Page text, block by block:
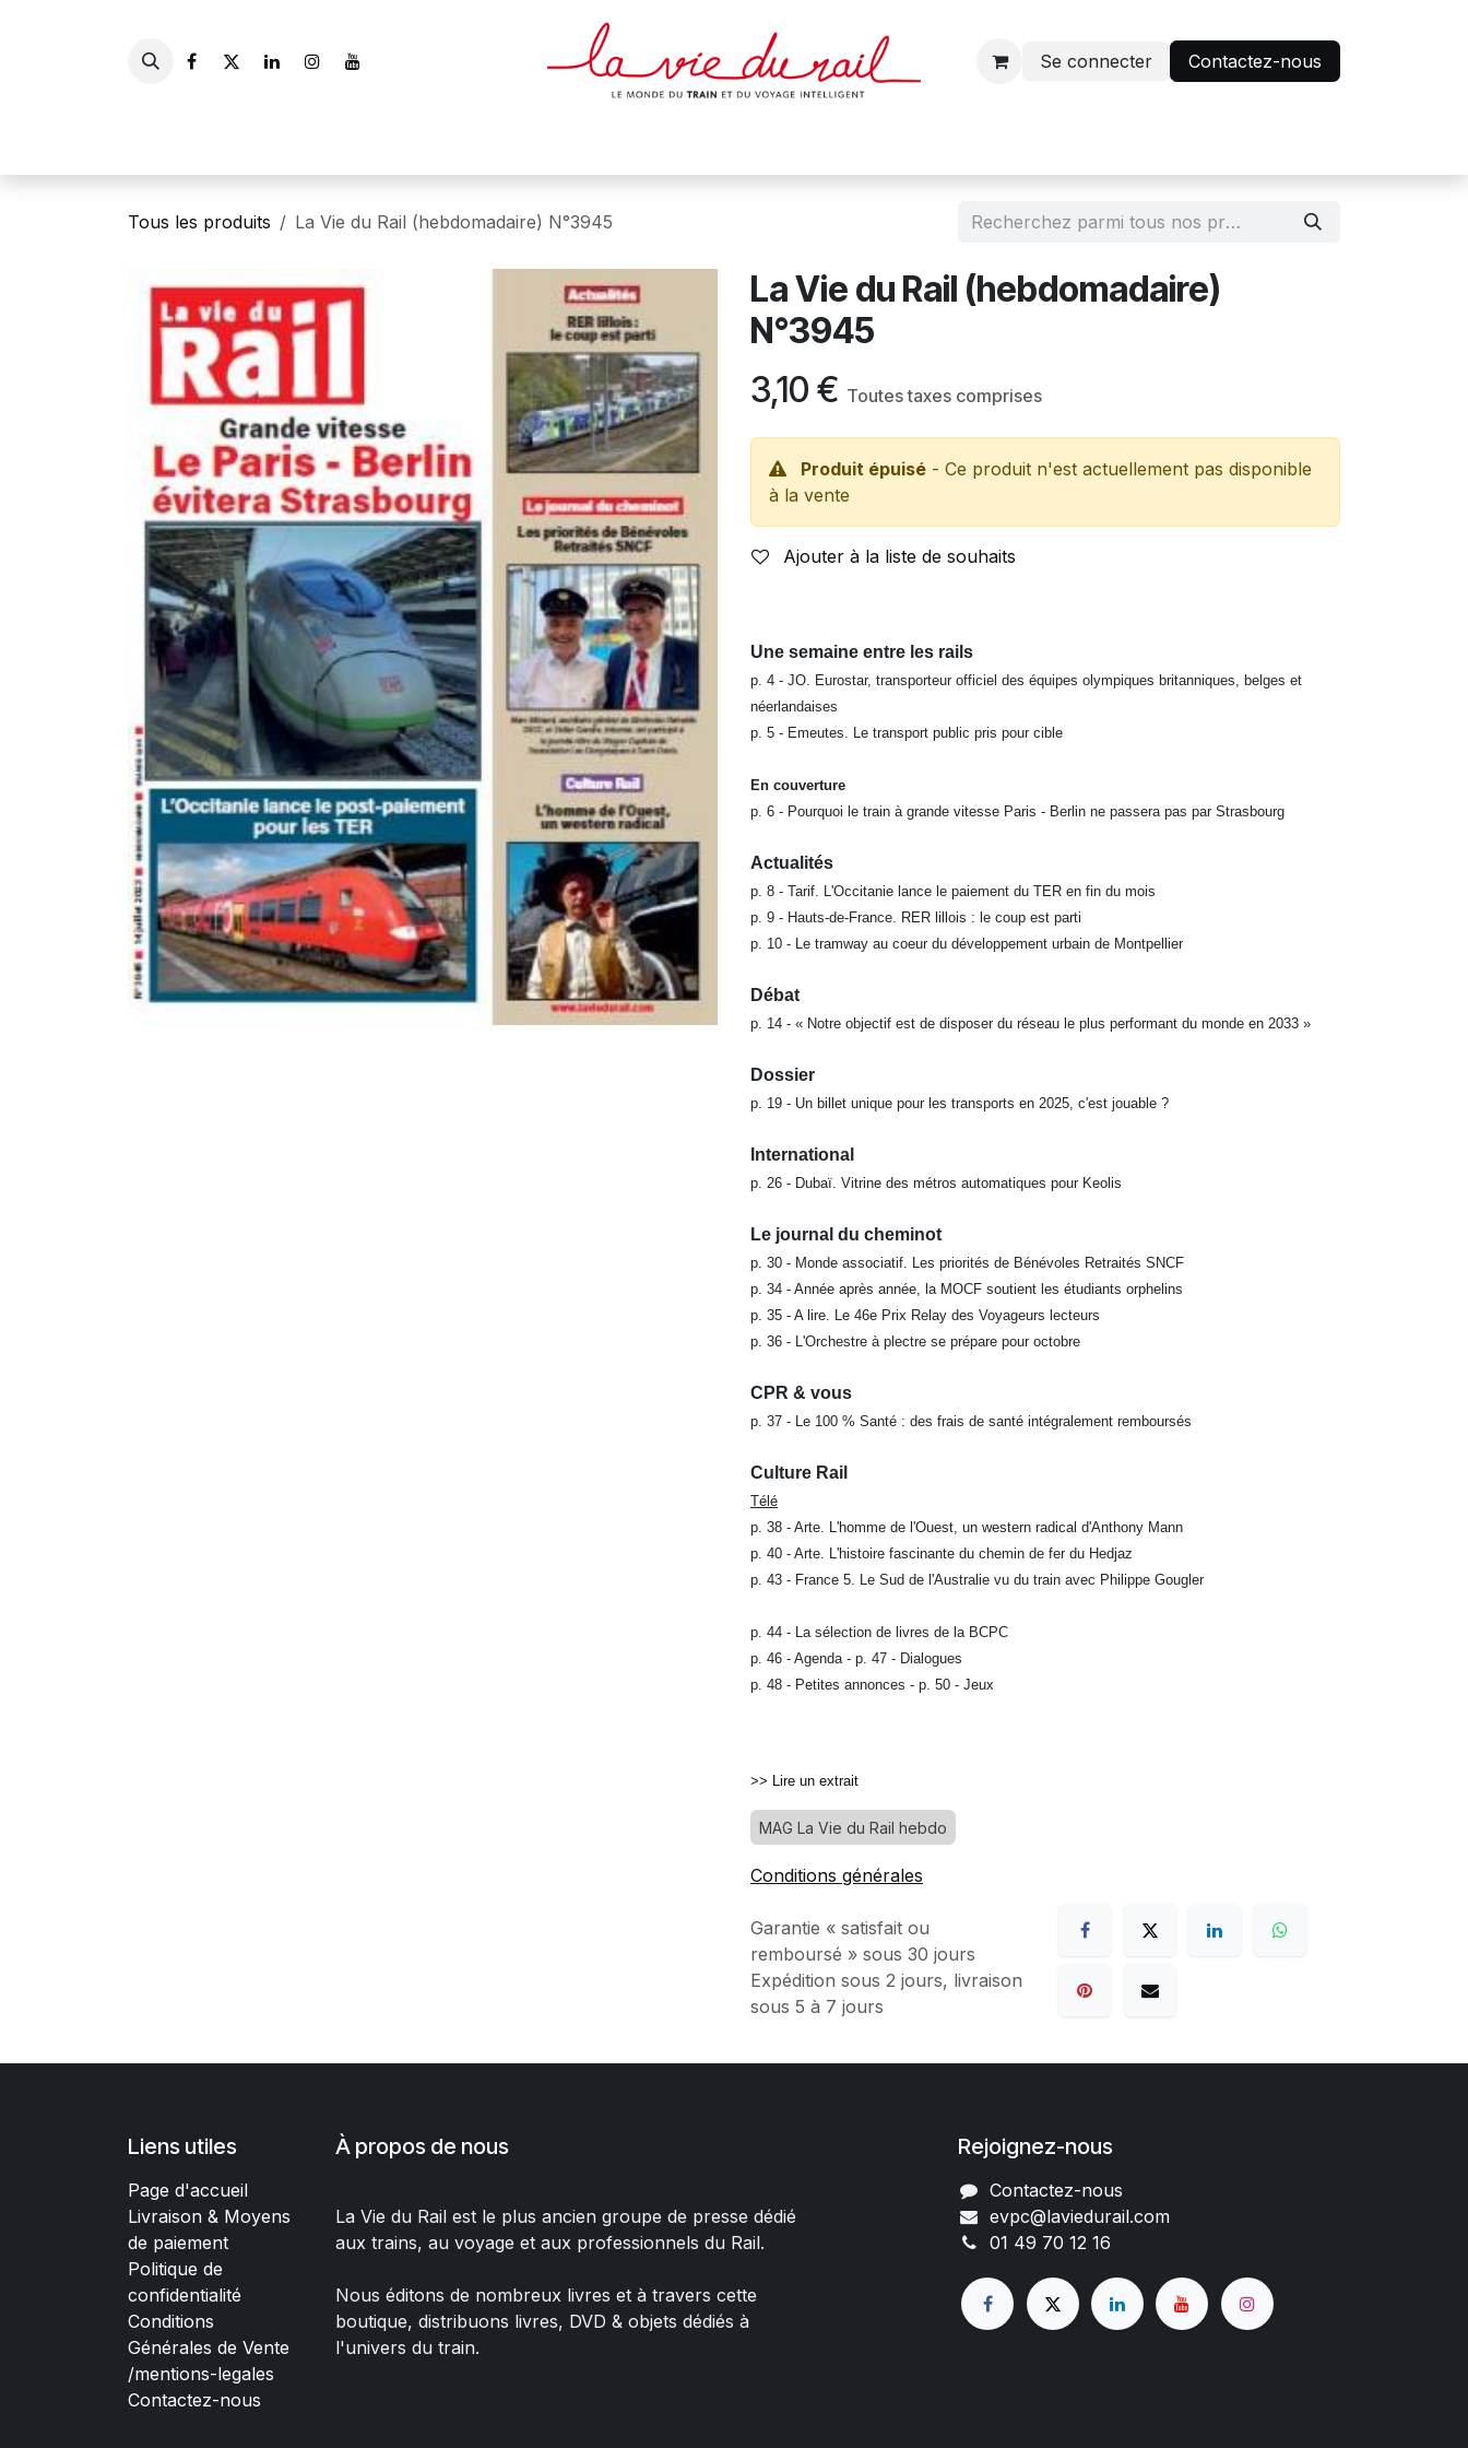
Se connecter Contactez-nous
Tous les produits La Vie du Rail (hebdomadaire) N°3945
La Vie du Rail (hebdomadaire)
N°3945
3,10 € Toutes taxes comprises
Produit épuisé - Ce produit n'est actuellement pas disponible
à la vente
Ajouter à la liste de souhaits
Une semaine entre les rails
p. 4 - JO. Eurostar, transporteur officiel des équipes olympiques britanniques, belges et
néerlandaises
p. 5 - Emeutes. Le transport public pris pour cible
En couverture
p. 6 - Pourquoi le train à grande vitesse Paris - Berlin ne passera pas par Strasbourg
Actualités
p. 8 - Tarif. L'Occitanie lance le paiement du TER en fin du mois
p. 9 - Hauts-de-France. RER lillois : le coup est parti
p. 10 - Le tramway au coeur du développement urbain de Montpellier
Débat
p. 14 - « Notre objectif est de disposer du réseau le plus performant du monde en 2033 »
Dossier
p. 19 - Un billet unique pour les transports en 2025, c'est jouable ?
International
p. 26 - Dubaï. Vitrine des métros automatiques pour Keolis
Le journal du cheminot
p. 30 - Monde associatif. Les priorités de Bénévoles Retraités SNCF
p. 34 - Année après année, la MOCF soutient les étudiants orphelins
p. 35 - A lire. Le 46e Prix Relay des Voyageurs lecteurs
p. 36 - L'Orchestre à plectre se prépare pour octobre
CPR & vous
p. 37 - Le 100 % Santé : des frais de santé intégralement remboursés
Culture Rail
Télé
p. 38 - Arte. L'homme de l'Ouest, un western radical d'Anthony Mann
p. 40 - Arte. L'histoire fascinante du chemin de fer du Hedjaz
p. 43 - France 5. Le Sud de l'Australie vu du train avec Philippe Gougler
p. 44 - La sélection de livres de la BCPC
p. 46 - Agenda - p. 47 - Dialogues
p. 48 - Petites annonces - p. 50 - Jeux
>> Lire un extrait
MAG La Vie du Rail hebdo
Conditions générales
Garantie « satisfait ou
remboursé » sous 30 jours
Expédition sous 2 jours, livraison
sous 5 à 7 jours
Liens utiles
Page d'accueil
Livraison & Moyens
de paiement
Politique de
confidentialité
Conditions
Générales de Vente
/mentions-legales
Contactez-nous
À propos de nous
La Vie du Rail est le plus ancien groupe de presse dédié
aux trains, au voyage et aux professionnels du Rail.
Nous éditons de nombreux livres et à travers cette
boutique, distribuons livres, DVD & objets dédiés à
l'univers du train.
Rejoignez-nous
Contactez-nous
evpc@laviedurail.com
01 49 70 12 16